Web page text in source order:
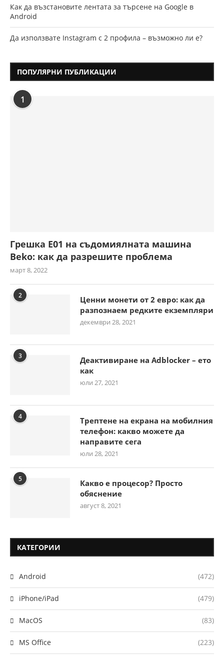
Как да възстановите лентата за търсене на Google в
Android
Да използвате Instagram с 2 профила – възможно ли е?
ПОПУЛЯРНИ ПУБЛИКАЦИИ
1
Грешка E01 на съдомиялната машина
Beko: как да разрешите проблема
март 8, 2022
2
Ценни монети от 2 евро: как да
разпознаем редките екземпляри
декември 28, 2021
3
Деактивиране на Adblocker – ето
как
юли 27, 2021
4
Трептене на екрана на мобилния
телефон: какво можете да
направите сега
юли 28, 2021
5
Какво е процесор? Просто
обяснение
август 8, 2021
КАТЕГОРИИ
Android (472)
iPhone/iPad (479)
MacOS (83)
MS Office (223)